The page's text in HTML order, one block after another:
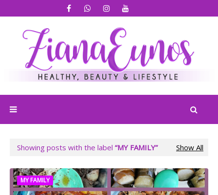
Showing posts with the label MY FAMILY Show All
MY FAMILY